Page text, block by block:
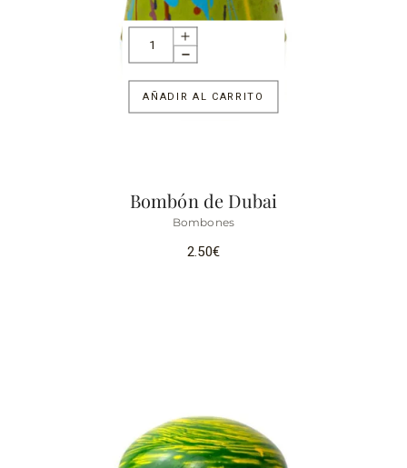
AÑADIR AL CARRITO
Bombón de Dubai
Bombones
2.50€